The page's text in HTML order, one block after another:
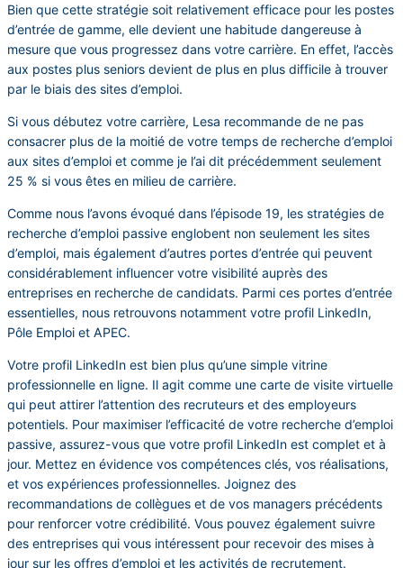
Bien que cette stratégie soit relativement efficace pour les postes
d’entrée de gamme, elle devient une habitude dangereuse à
mesure que vous progressez dans votre carrière. En effet, l’accès
aux postes plus seniors devient de plus en plus difficile à trouver
par le biais des sites d’emploi.
Si vous débutez votre carrière, Lesa recommande de ne pas
consacrer plus de la moitié de votre temps de recherche d’emploi
aux sites d’emploi et comme je l’ai dit précédemment seulement
25 % si vous êtes en milieu de carrière.
Comme nous l’avons évoqué dans l’épisode 19, les stratégies de
recherche d’emploi passive englobent non seulement les sites
d’emploi, mais également d’autres portes d’entrée qui peuvent
considérablement influencer votre visibilité auprès des
entreprises en recherche de candidats. Parmi ces portes d’entrée
essentielles, nous retrouvons notamment votre profil LinkedIn,
Pôle Emploi et APEC.
Votre profil LinkedIn est bien plus qu’une simple vitrine
professionnelle en ligne. Il agit comme une carte de visite virtuelle
qui peut attirer l’attention des recruteurs et des employeurs
potentiels. Pour maximiser l’efficacité de votre recherche d’emploi
passive, assurez-vous que votre profil LinkedIn est complet et à
jour. Mettez en évidence vos compétences clés, vos réalisations,
et vos expériences professionnelles. Joignez des
recommandations de collègues et de vos managers précédents
pour renforcer votre crédibilité. Vous pouvez également suivre
des entreprises qui vous intéressent pour recevoir des mises à
jour sur les offres d’emploi et les activités de recrutement.